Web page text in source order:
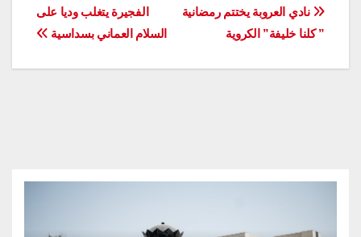
تصفّح
المقالات
الفجيرة يتغلب وديا على
السلام العماني بسداسية
نادي العروبة يختتم رمضانية
” كلنا خليفة” الكروية